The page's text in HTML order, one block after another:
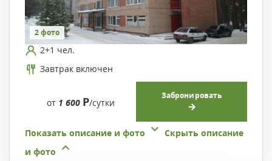
2 фото
2+1 чел.
Завтрак включен
от 1 600 Р/сутки
Забронировать
Показать описание и фото
Скрыть описание
и фото